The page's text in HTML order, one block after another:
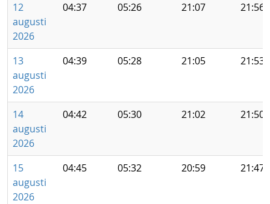
12
augusti
2026
04:37 05:26 21:07 21:56
13
augusti
2026
04:39 05:28 21:05 21:53
14
augusti
2026
04:42 05:30 21:02 21:50
15
augusti
2026
04:45 05:32 20:59 21:47